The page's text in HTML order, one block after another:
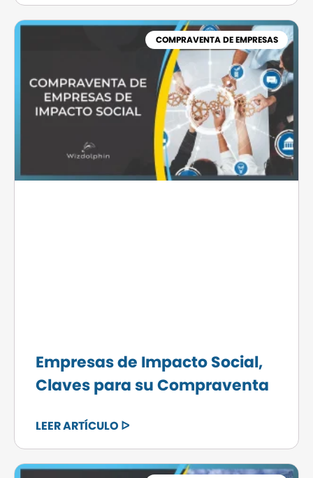
COMPRAVENTA DE EMPRESAS
Empresas de Impacto Social,
Claves para su Compraventa
LEER ARTÍCULO ᐅ